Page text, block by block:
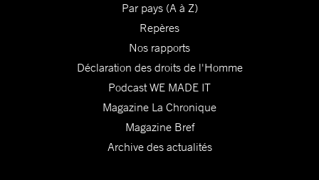
Par pays (A à Z)
Repères
Nos rapports
Déclaration des droits de l'Homme
Podcast WE MADE IT
Magazine La Chronique
Magazine Bref
Archive des actualités